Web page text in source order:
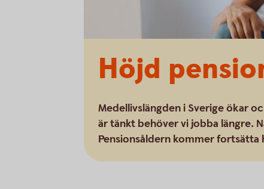
Höjd
Medellivslängden i Sverige ökar
är tänkt behöver vi jobba längre.
Pensionsåldern kommer